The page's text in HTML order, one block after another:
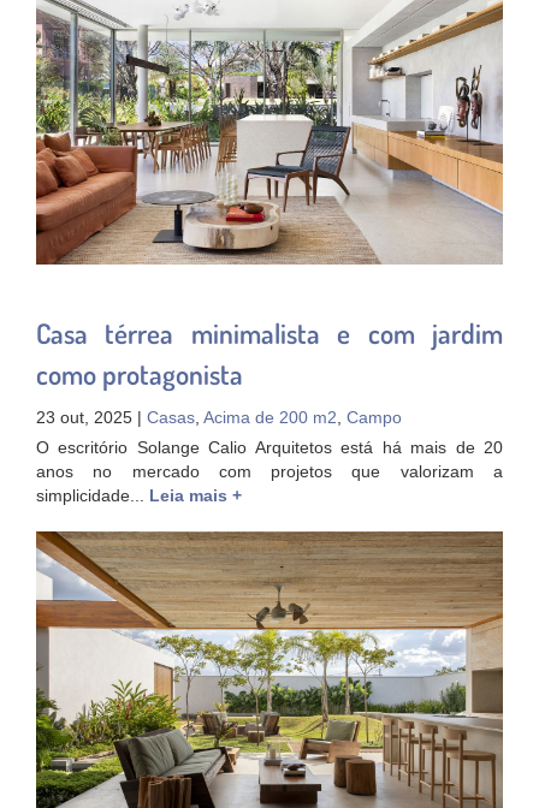
Casa térrea minimalista e com jardim
como protagonista
23 out, 2025 | Casas Acima de 200 m2 Campo
O escritório Solange Calio Arquitetos está há mais de 20
anos no mercado com projetos que valorizam a
simplicidade...
Leia mais +